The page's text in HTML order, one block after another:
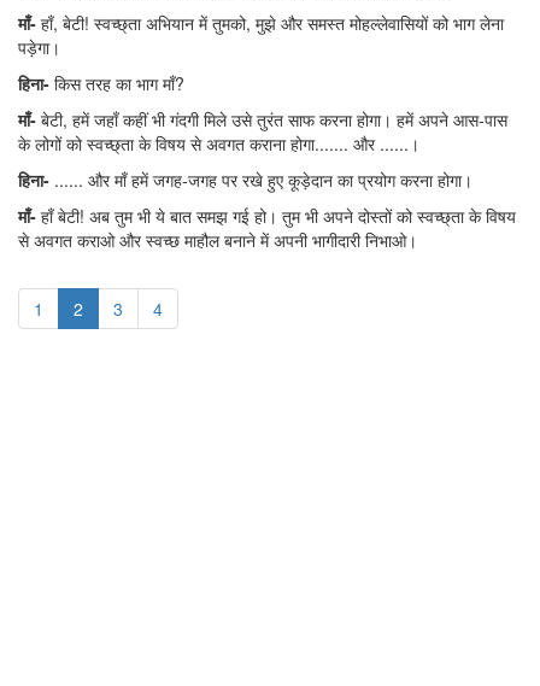
माँ- हाँ, बेटी! स्वच्छ्ता अभियान में तुमको, मुझे और समस्त मोहल्लेवासियों को भाग लेना
पड़ेगा।
हिना- किस तरह का भाग माँ?
माँ- बेटी, हमें जहाँ कहीं भी गंदगी मिले उसे तुरंत साफ करना होगा। हमें अपने आस-पास
के लोगों को स्वच्छ्ता के विषय से अवगत कराना होगा....... और ......।
हिना- ...... और माँ हमें जगह-जगह पर रखे हुए कूड़ेदान का प्रयोग करना होगा।
माँ- हाँ बेटी! अब तुम भी ये बात समझ गई हो। तुम भी अपने दोस्तों को स्वच्छ्ता के विषय
से अवगत कराओ और स्वच्छ माहौल बनाने में अपनी भागीदारी निभाओ।
1 2 3 4